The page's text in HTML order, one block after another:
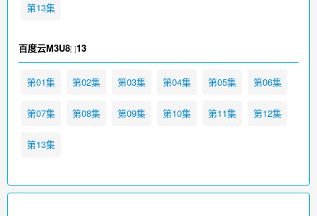
第13集
百度云M3U8[ ]13
第01集 第02集 第03集 第04集 第05集 第06集
第07集 第08集 第09集 第10集 第11集 第12集
第13集